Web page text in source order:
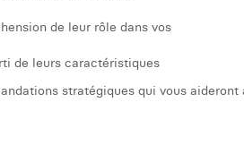
de leur rôle dans vos
de leurs caractéristiques
stratégiques qui vous